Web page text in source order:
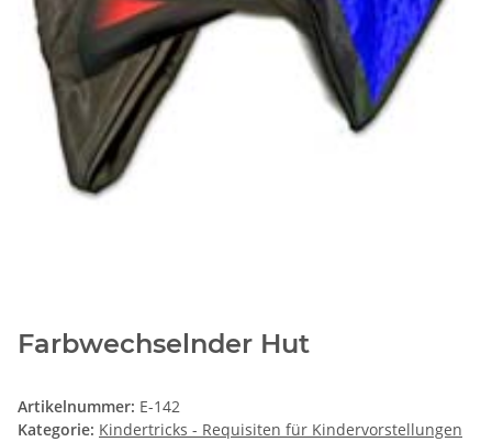
Farbwechselnder Hut
Artikelnummer: E-142
Kategorie: Kindertricks - Requisiten für Kindervorstellungen